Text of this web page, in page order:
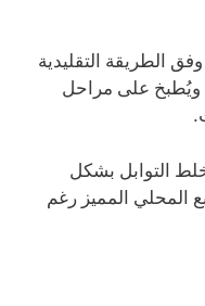
الطريقة التقليدية
ويُطبخ على مراحل
.
خلط التوابل بشكل
المحلي المميز رغم